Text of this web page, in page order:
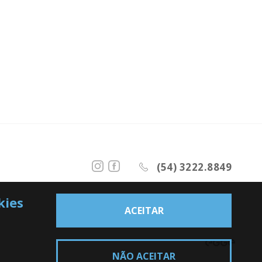
(54) 3222.8849
ACEITAR
NÃO ACEITAR